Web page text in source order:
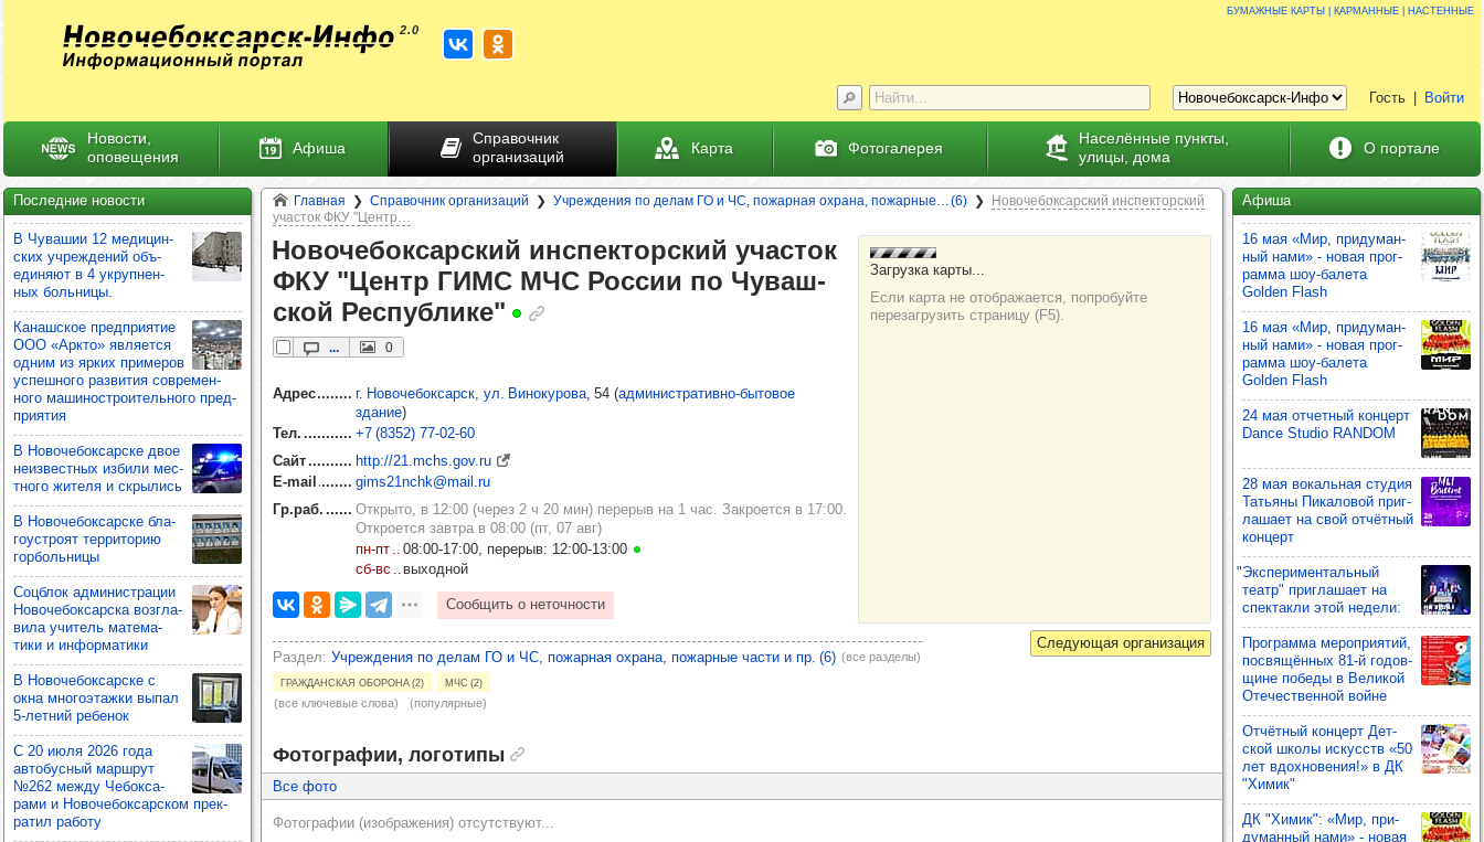
Афиша
16 мая «Мир, при­ду­ман­
ный нами» - новая прог­
рамма шоу‑балета
Golden Flash
16 мая «Мир, при­ду­ман­
ный нами» - новая прог­
рамма шоу‑балета
Golden Flash
24 мая отчет­ный кон­церт
Dance Studio RANDOM
28 мая вокаль­ная сту­дия
Тать­яны Пика­ло­вой приг­
ла­шает на свой отчёт­ный
кон­церт
"Экспе­ри­мен­таль­ный
театр" приг­ла­шает на
спек­такли этой недели:
Прог­рамма мероп­ри­ятий,
пос­вя­щён­ных 81-й годов­
щине победы в Вели­кой
Оте­чес­твен­ной войне
Отчёт­ный кон­церт Дет­
ской школы искусств «50
лет вдох­но­ве­ния!» в ДК
"Химик"
ДК "Химик": «Мир, при­
ду­ман­ный нами» - новая
Главная Справочник организаций Учреждения по делам ГО и ЧС, пожарная охрана, пожарные… (6)
Новочебоксарский инспекторский
участок ФКУ "Центр…
Ново­че­бок­сар­ский инспек­тор­ский учас­ток
ФКУ "Центр ГИМС МЧС Рос­сии по Чуваш­
ской Рес­пуб­лике"
... 0
Адрес г. Новочебоксарск, ул. Винокурова, 54 (административно-бытовое
здание)
Тел.
+7 (8352) 77‑02‑60
Сайт
http://21.mchs.gov.ru
E-mail
gims21nchk@mail.ru
Гр.раб.
Открыто, в 12:00 (через 2 ч 20 мин) перерыв на 1 час. Закроется в 17:00.
Откроется завтра в 08:00 (пт, 07 авг)
пн‑пт
08:00‑17:00, перерыв: 12:00‑13:00
сб‑вс
выходной
Раздел Учреждения по делам ГО и ЧС, пожарная охрана, пожарные части и пр. (6) (все разделы)
Гражданская оборона (2) МЧС (2)
(все ключевые слова) (популярные)
Фотографии, логотипы
Все фото
Фотографии (изображения) отсутствуют...
Последние новости
В Чува­шии 12 меди­цин­
ских учреж­де­ний объ­
еди­няют в 4 укруп­нен­
ных боль­ницы.
Канаш­ское пред­при­ятие
ООО «Аркто» явля­ется
одним из ярких при­ме­ров
успеш­ного раз­ви­тия сов­ре­мен­
ного маши­нос­тро­итель­ного пред­
при­ятия
В Ново­че­бок­сар­ске двое
неиз­вес­тных избили мес­
тного жителя и скры­лись
В Ново­че­бок­сар­ске бла­
го­ус­троят тер­ри­то­рию
гор­боль­ницы
Соц­блок адми­нис­тра­ции
Ново­че­бок­сар­ска воз­гла­
вила учи­тель мате­ма­
тики и инфор­ма­тики
В Ново­че­бок­сар­ске с
окна мно­го­этажки выпал
5-лет­ний ребе­нок
С 20 июля 2026 года
авто­бус­ный мар­шрут
№262 между Чебок­са­
рами и Ново­че­бок­сар­ском прек­
ра­тил работу
Бумажные карты | карманные | настенные
Гость Войти
Новости,
оповещения
Афиша
Справочник
организаций
Карта Фотогалерея
Населённые пункты,
улицы, дома
О портале